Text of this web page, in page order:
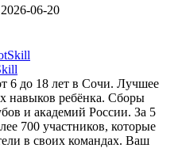
06-20
6 до 18 лет в Сочи. Лучшее
навыков ребёнка. Сборы
и академий России. За 5
700 участников, которые
в своих командах. Ваш